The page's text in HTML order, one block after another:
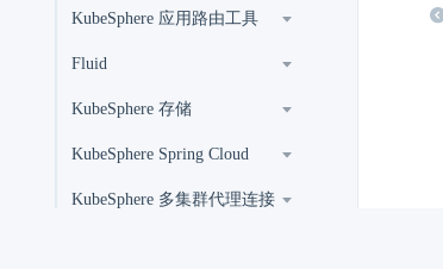
KubeSphere 应用路由工具
Fluid
KubeSphere 存储
KubeSphere Spring Cloud
KubeSphere 多集群代理连接